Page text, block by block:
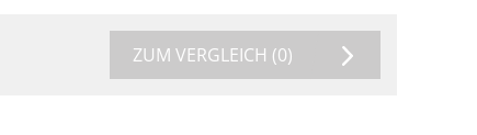
ZUM VERGLEICH (0)